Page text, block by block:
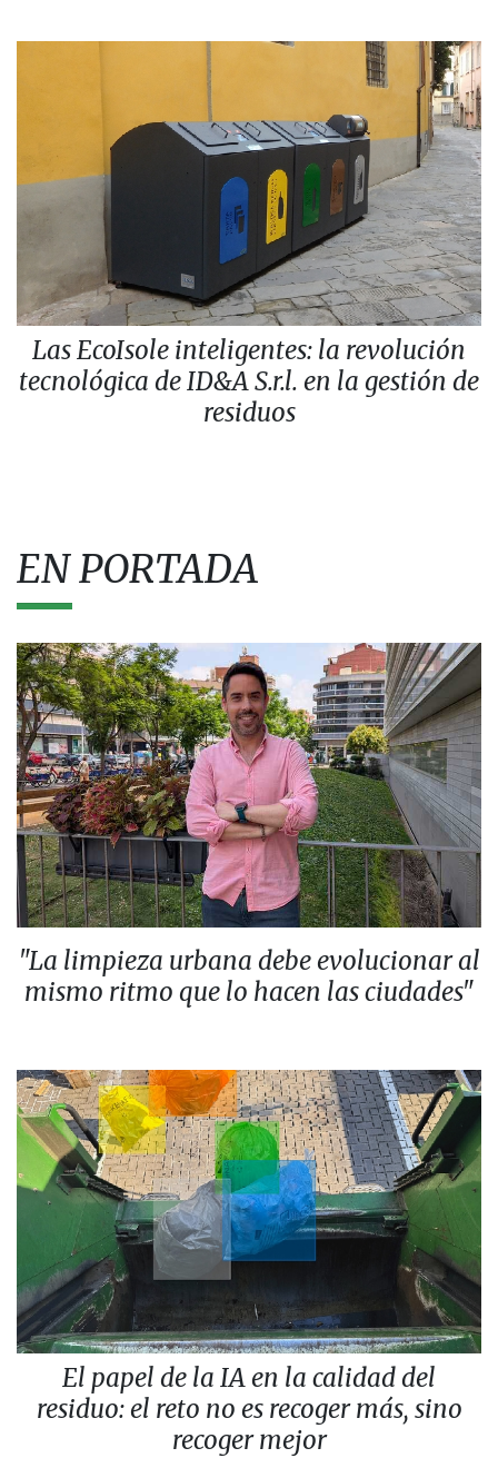
Las EcoIsole inteligentes: la revolución
tecnológica de ID&A S.r.l. en la gestión de
residuos
EN PORTADA
"La limpieza urbana debe evolucionar al
mismo ritmo que lo hacen las ciudades"
El papel de la IA en la calidad del
residuo: el reto no es recoger más, sino
recoger mejor